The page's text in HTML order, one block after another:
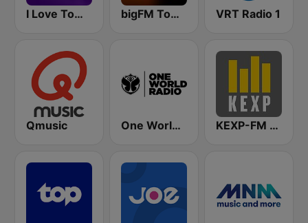
I Love Tomorrowland One World Radio bigFM Tomorrowland One World Radio VRT Radio 1
Qmusic One World Radio UK KEXP-FM 90.3